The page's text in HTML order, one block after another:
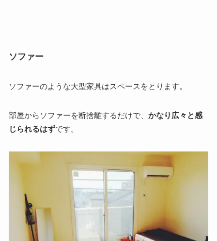
ソファー
ソファーのような大型家具はスペースをとります。
部屋からソファーを断捨離するだけで、 かなり広々と感
じられるはずです。